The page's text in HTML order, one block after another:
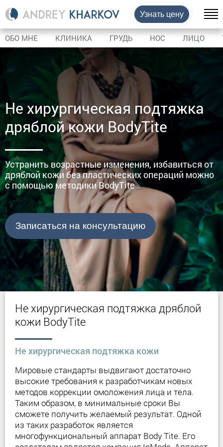
Узнать цену
ОБО МНЕ КЛИНИКА ГРУДЬ НОС ЛИЦО
Не хирургическая подтяжка
дряблой кожи BodyTite
Устранить возрастные изменения, избавиться от
дряблой кожи без пластических операций можно
с помощью методики BodyTite
Записаться на консультацию
Не хирургическая подтяжка дряблой
кожи BodyTite
Не хирургическая подтяжка кожи
Мировые стандарты выдвигают достаточно
высокие требования к разработчикам новых
методов коррекции омоложения лица и тела.
Таким образом, в минимальные сроки Вы
сможете получить желаемый результат. Одной
из таких разработок является
многофункциональный аппарат Body Tite. Его